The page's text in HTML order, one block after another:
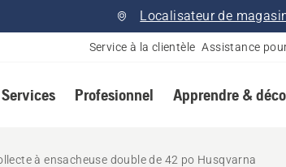
Localisateur de
Service à la clientèle Assistance
Services Profesionnel Apprendre &
à ensacheuse double de 42 po Husqvarna